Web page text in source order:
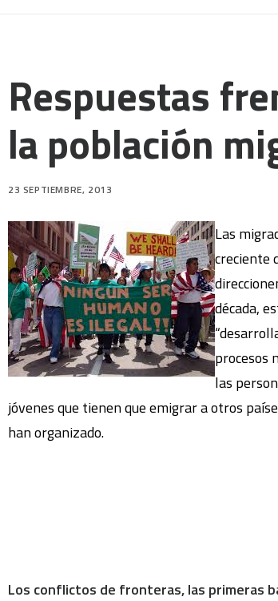
Respuestas
la población
23 SEPTIEMBRE, 2013
Las
creciente
década,
procesos
las
jóvenes que tienen que emigrar a otros
han organizado.
Los conflictos de fronteras, las primeras